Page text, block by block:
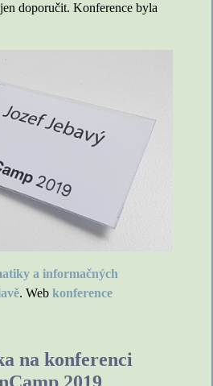
doporučit. Konference byla
a informačných
. Web konference
na konferenci
2019